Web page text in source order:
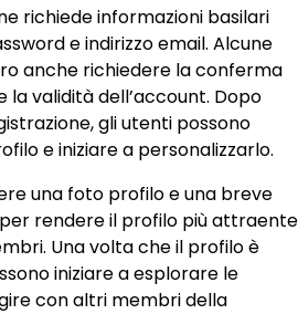
richiede informazioni basilari
e indirizzo email. Alcune
anche richiedere la conferma
la validità dell’account. Dopo
gli utenti possono
e iniziare a personalizzarlo.
una foto profilo e una breve
rendere il profilo più attraente
Una volta che il profilo è
iniziare a esplorare le
con altri membri della